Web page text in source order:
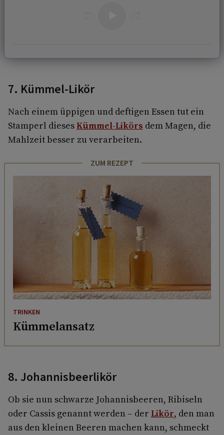
7. Kümmel-Likör
Nach einem üppigen und deftigen Essen tut ein
Stamperl diesesKümmel-Likörs dem Magen, die
Mahlzeit besser zu verarbeiten.
ZUM REZEPT
TRINKEN
Kümmelansatz
8. Johannisbeerlikör
Ob sie nun schwarze Johannisbeeren, Ribiseln
oder Cassis genannt werden – der Likör, den man
aus den kleinen Beeren machen kann, schmeckt